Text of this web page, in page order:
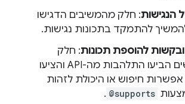
הנגישות: חלק מהמשיבים הדגישו
להתמקד בתכונות נגישות.
ובקשות להוספת תכונות: חלק
מהמשתמשים הביעו התלהבות מה-API והציעו
חיפוש או היכולת לזהות
@supports
.